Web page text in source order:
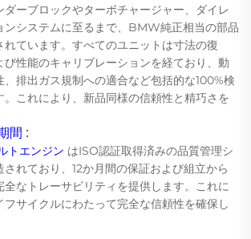
ーブロックやターボチャージャー、ダイレ
ンシステムに至るまで、BMW純正相当の部品
れています。すべてのユニットは寸法の復
び性能のキャリブレーションを経ており、動
、排出ガス規制への適合など包括的な100%検
これにより、新品同様の信頼性と精巧さを
間 :
トエンジン はISO認証取得済みの品質管理シ
れており、12か月間の保証および組立から
なトレーサビリティを提供します。これに
フサイクルにわたって完全な信頼性を確保し